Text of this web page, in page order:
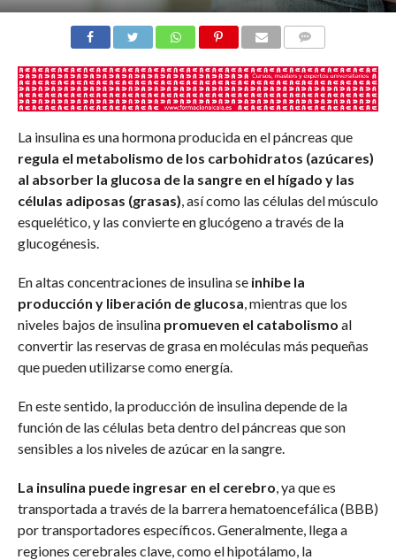
La insulina es una hormona producida en el páncreas que
regula el metabolismo de los carbohidratos (azúcares)
al absorber la glucosa de la sangre en el hígado y las
células adiposas (grasas) , así como las células del músculo
esquelético, y las convierte en glucógeno a través de la
glucogénesis.
En altas concentraciones de insulina se inhibe la
producción y liberación de glucosa , mientras que los
niveles bajos de insulina promueven el catabolismo al
convertir las reservas de grasa en moléculas más pequeñas
que pueden utilizarse como energía.
En este sentido, la producción de insulina depende de la
función de las células beta dentro del páncreas que son
sensibles a los niveles de azúcar en la sangre.
La insulina puede ingresar en el cerebro , ya que es
transportada a través de la barrera hematoencefálica (BBB)
por transportadores específicos. Generalmente, llega a
regiones cerebrales clave, como el hipotálamo, la